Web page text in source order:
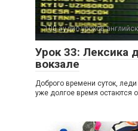
100 аудио уроков
Урок 33: Лексика
вокзале
Доброго времени суток,
уже долгое время остаются